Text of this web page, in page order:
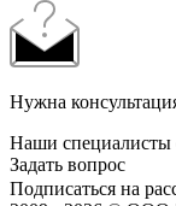
Нужна
Наши специалисты
Задать вопрос
Подписаться на